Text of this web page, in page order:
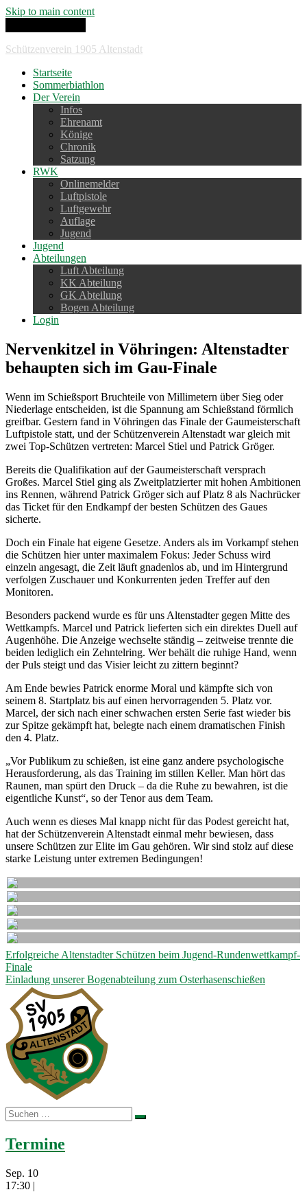
Skip to main content
Schützenverein 1905 Altenstadt
Startseite
Sommerbiathlon
Der Verein
Infos
Ehrenamt
Könige
Chronik
Satzung
RWK
Onlinemelder
Luftpistole
Luftgewehr
Auflage
Jugend
Jugend
Abteilungen
Luft Abteilung
KK Abteilung
GK Abteilung
Bogen Abteilung
Login
Nervenkitzel in Vöhringen: Altenstadter
behaupten sich im Gau-Finale
Wenn im Schießsport Bruchteile von Millimetern über Sieg oder
Niederlage entscheiden, ist die Spannung am Schießstand förmlich
greifbar. Gestern fand in Vöhringen das Finale der Gaumeisterschaft
Luftpistole statt, und der Schützenverein Altenstadt war gleich mit
zwei Top-Schützen vertreten: Marcel Stiel und Patrick Gröger.
Bereits die Qualifikation auf der Gaumeisterschaft versprach
Großes. Marcel Stiel ging als Zweitplatzierter mit hohen Ambitionen
ins Rennen, während Patrick Gröger sich auf Platz 8 als Nachrücker
das Ticket für den Endkampf der besten Schützen des Gaues
sicherte.
Doch ein Finale hat eigene Gesetze. Anders als im Vorkampf stehen
die Schützen hier unter maximalem Fokus: Jeder Schuss wird
einzeln angesagt, die Zeit läuft gnadenlos ab, und im Hintergrund
verfolgen Zuschauer und Konkurrenten jeden Treffer auf den
Monitoren.
Besonders packend wurde es für uns Altenstadter gegen Mitte des
Wettkampfs. Marcel und Patrick lieferten sich ein direktes Duell auf
Augenhöhe. Die Anzeige wechselte ständig – zeitweise trennte die
beiden lediglich ein Zehntelring. Wer behält die ruhige Hand, wenn
der Puls steigt und das Visier leicht zu zittern beginnt?
Am Ende bewies Patrick enorme Moral und kämpfte sich von
seinem 8. Startplatz bis auf einen hervorragenden 5. Platz vor.
Marcel, der sich nach einer schwachen ersten Serie fast wieder bis
zur Spitze gekämpft hat, belegte nach einem dramatischen Finish
den 4. Platz.
„Vor Publikum zu schießen, ist eine ganz andere psychologische
Herausforderung, als das Training im stillen Keller. Man hört das
Raunen, man spürt den Druck – da die Ruhe zu bewahren, ist die
eigentliche Kunst“, so der Tenor aus dem Team.
Auch wenn es dieses Mal knapp nicht für das Podest gereicht hat,
hat der Schützenverein Altenstadt einmal mehr bewiesen, dass
unsere Schützen zur Elite im Gau gehören. Wir sind stolz auf diese
starke Leistung unter extremen Bedingungen!
Beitragsnavigation
Erfolgreiche Altenstadter Schützen beim Jugend-Rundenwettkampf-
Finale
Einladung unserer Bogenabteilung zum Osterhasenschießen
Suchen
nach:
Termine
Sep. 10
17:30 |